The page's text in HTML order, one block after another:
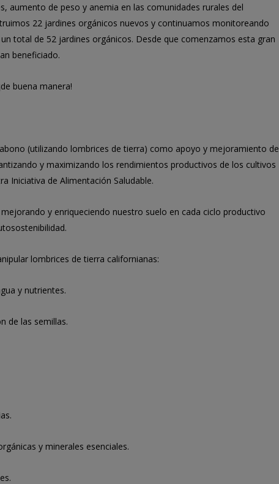
aumento de peso y anemia en las comunidades rurales del
22 jardines orgánicos nuevos y continuamos monitoreando
total de 52 jardines orgánicos. Desde que comenzamos esta gran
beneficiado.
buena manera!
(utilizando lombrices de tierra) como apoyo y mejoramiento de
y maximizando los rendimientos productivos de los cultivos
Iniciativa de Alimentación Saludable.
y enriqueciendo nuestro suelo en cada ciclo productivo
lombrices de tierra californianas:
y nutrientes.
de las semillas.
y minerales esenciales.